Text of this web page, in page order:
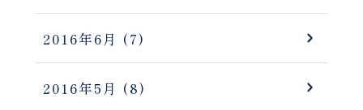
2016年6月 (7)
2016年5月 (8)